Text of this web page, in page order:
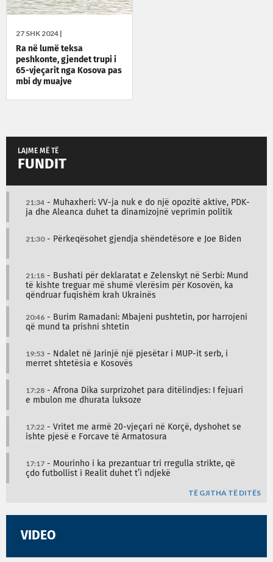
27 SHK 2024 |
Ra në lumë teksa
peshkonte, gjendet trupi i
65-vjeçarit nga Kosova pas
mbi dy muajve
LAJME MË TË
FUNDIT
21:34 - Muhaxheri: VV-ja nuk e do një opozitë aktive, PDK-
ja dhe Aleanca duhet ta dinamizojnë veprimin politik
21:30- Përkeqësohet gjendja shëndetësore e Joe Biden
21:18 - Bushati për deklaratat e Zelenskyt në Serbi: Mund
të kishte treguar më shumë vlerësim për Kosovën, ka
qëndruar fuqishëm krah Ukrainës
20:46 - Burim Ramadani: Mbajeni pushtetin, por harrojeni
që mund ta prishni shtetin
19:53 - Ndalet në Jarinjë një pjesëtar i MUP-it serb, i
merret shtetësia e Kosovës
17:28 - Afrona Dika surprizohet para ditëlindjes: I fejuari
e mbulon me dhurata luksoze
17:22 - Vritet me armë 20-vjeçari në Korçë, dyshohet se
ishte pjesë e Forcave të Armatosura
17:17 - Mourinho i ka prezantuar tri rregulla strikte, që
çdo futbollist i Realit duhet t’i ndjekë
TË GJITHA TË DITËS
VIDEO